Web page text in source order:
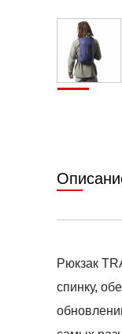
Рюкзак
спинку,